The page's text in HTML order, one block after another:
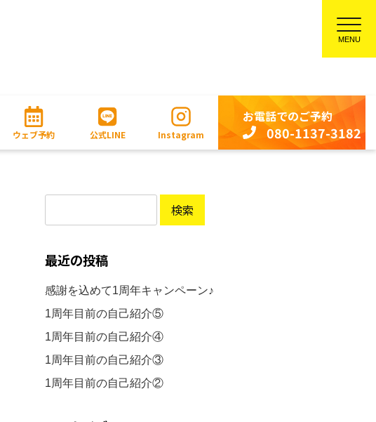
ウェブ予約
公式LINE Instagram
お電話でのご予約
080-1137-3182
最近の投稿
感謝を込めて1周年キャンペーン♪
1周年目前の自己紹介⑤
1周年目前の自己紹介④
1周年目前の自己紹介③
1周年目前の自己紹介②